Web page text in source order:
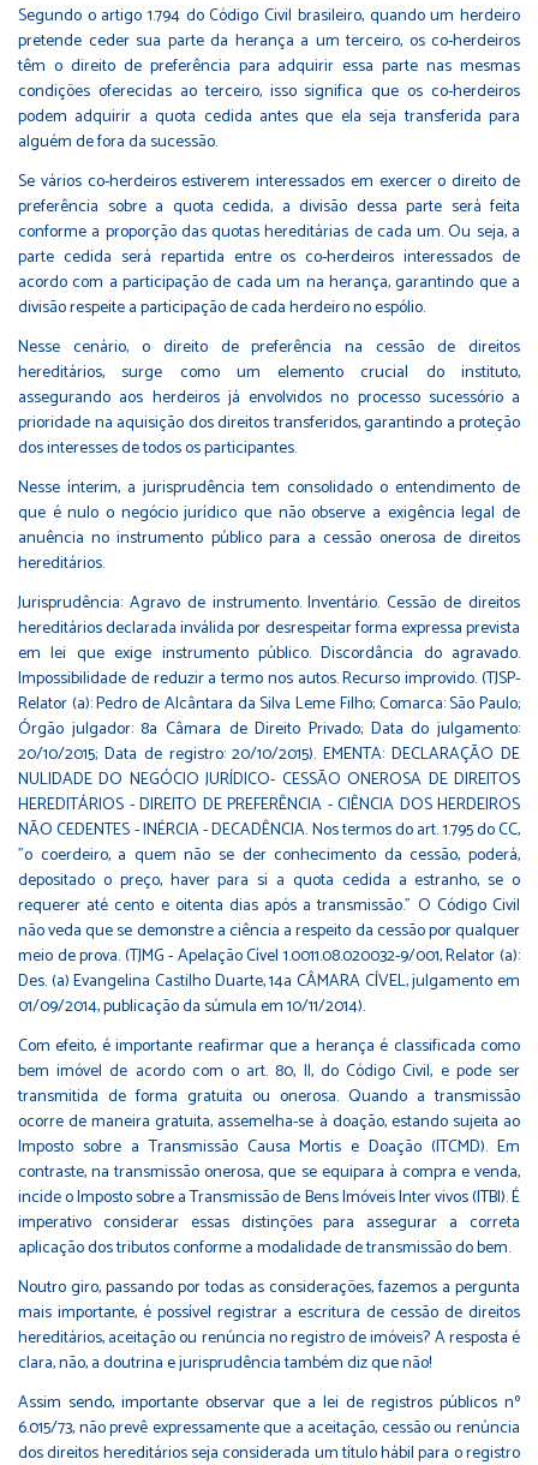
Segundo o artigo 1.794 do Código Civil brasileiro, quando um herdeiro
pretende ceder sua parte da herança a um terceiro, os co-herdeiros
têm o direito de preferência para adquirir essa parte nas mesmas
condições oferecidas ao terceiro, isso significa que os co-herdeiros
podem adquirir a quota cedida antes que ela seja transferida para
alguém de fora da sucessão.
Se vários co-herdeiros estiverem interessados em exercer o direito de
preferência sobre a quota cedida, a divisão dessa parte será feita
conforme a proporção das quotas hereditárias de cada um. Ou seja, a
parte cedida será repartida entre os co-herdeiros interessados de
acordo com a participação de cada um na herança, garantindo que a
divisão respeite a participação de cada herdeiro no espólio.
Nesse cenário, o direito de preferência na cessão de direitos
hereditários, surge como um elemento crucial do instituto,
assegurando aos herdeiros já envolvidos no processo sucessório a
prioridade na aquisição dos direitos transferidos, garantindo a proteção
dos interesses de todos os participantes.
Nesse ínterim, a jurisprudência tem consolidado o entendimento de
que é nulo o negócio jurídico que não observe a exigência legal de
anuência no instrumento público para a cessão onerosa de direitos
hereditários.
Jurisprudência: Agravo de instrumento. Inventário. Cessão de direitos
hereditários declarada inválida por desrespeitar forma expressa prevista
em lei que exige instrumento público. Discordância do agravado.
Impossibilidade de reduzir a termo nos autos. Recurso improvido. (TJSP-
Relator (a): Pedro de Alcântara da Silva Leme Filho; Comarca: São Paulo;
Órgão julgador: 8a Câmara de Direito Privado; Data do julgamento:
20/10/2015; Data de registro: 20/10/2015). EMENTA: DECLARAÇÃO DE
NULIDADE DO NEGÓCIO JURÍDICO- CESSÃO ONEROSA DE DIREITOS
HEREDITÁRIOS - DIREITO DE PREFERÊNCIA - CIÊNCIA DOS HERDEIROS
NÃO CEDENTES - INÉRCIA - DECADÊNCIA. Nos termos do art. 1.795 do CC,
"o coerdeiro, a quem não se der conhecimento da cessão, poderá,
depositado o preço, haver para si a quota cedida a estranho, se o
requerer até cento e oitenta dias após a transmissão." O Código Civil
não veda que se demonstre a ciência a respeito da cessão por qualquer
meio de prova. (TJMG - Apelação Cível 1.0011.08.020032-9/001, Relator (a):
Des. (a) Evangelina Castilho Duarte, 14a CÂMARA CÍVEL, julgamento em
01/09/2014, publicação da súmula em 10/11/2014).
Com efeito, é importante reafirmar que a herança é classificada como
bem imóvel de acordo com o art. 80, II, do Código Civil, e pode ser
transmitida de forma gratuita ou onerosa. Quando a transmissão
ocorre de maneira gratuita, assemelha-se à doação, estando sujeita ao
Imposto sobre a Transmissão Causa Mortis e Doação (ITCMD). Em
contraste, na transmissão onerosa, que se equipara à compra e venda,
incide o Imposto sobre a Transmissão de Bens Imóveis Inter vivos (ITBI). É
imperativo considerar essas distinções para assegurar a correta
aplicação dos tributos conforme a modalidade de transmissão do bem.
Noutro giro, passando por todas as considerações, fazemos a pergunta
mais importante, é possível registrar a escritura de cessão de direitos
hereditários, aceitação ou renúncia no registro de imóveis? A resposta é
clara, não, a doutrina e jurisprudência também diz que não!
Assim sendo, importante observar que a lei de registros públicos nº
6.015/73, não prevê expressamente que a aceitação, cessão ou renúncia
dos direitos hereditários seja considerada um título hábil para o registro